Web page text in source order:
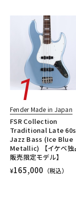
アンプ
DJ機器
DTM オン
配信/ライブ
エレキギター/テレ
エレキギター/ジャ
エレキギター/ジャズ
ユーズド
ヴィン
Fender Made in Japan
FSR Collection
Traditional Late 60s
Jazz Bass (Ice Blue
Metallic) 【イケベ独
販売限定モデル】
¥165,000 （税込）